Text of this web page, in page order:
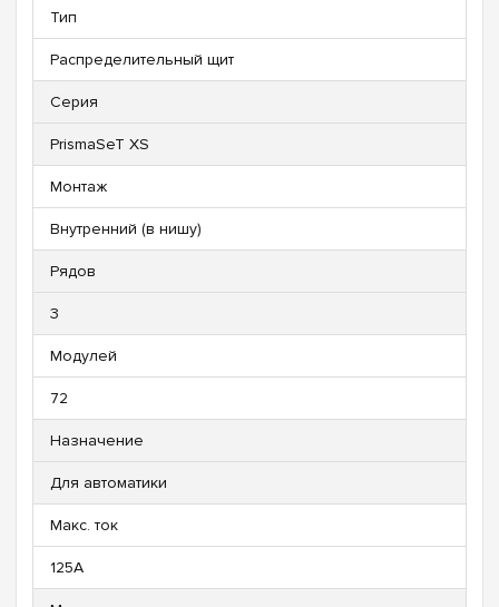
Тип
Распределительный щит
Серия
PrismaSeT XS
Монтаж
Внутренний (в нишу)
Рядов
3
Модулей
72
Назначение
Для автоматики
Макс. ток
125А